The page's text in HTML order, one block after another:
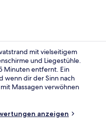
mit vielseitigem
und Liegestühle.
Minuten entfernt. Ein
wenn dir der Sinn nach
Massagen verwöhnen
Weitere Highlights wie eine
anzeigen